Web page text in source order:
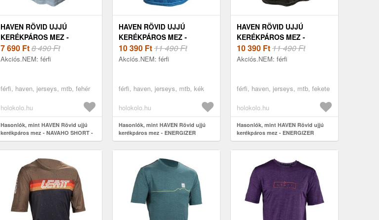
HAVEN RÖVID UJJÚ
KERÉKPÁROS MEZ -
NAVAHO SHORT -
FEHÉR/FEKETE
7 690 Ft8 490 Ft
Akciós.NEM: férfi
férfi, haven, jerseys, mtb, fehér
holokolo.hu
Hasonlók, mint HAVEN Rövid ujjú
kerékpáros mez - NAVAHO SHORT -
fehér/fekete
HAVEN RÖVID UJJÚ
KERÉKPÁROS MEZ -
ENERGIZER CRAZY SHORT
- KÉK
10 390 Ft11 490 Ft
Akciós.NEM: férfi
férfi, haven, jerseys, mtb, kék
holokolo.hu
Hasonlók, mint HAVEN Rövid ujjú
kerékpáros mez - ENERGIZER
CRAZY SHORT - kék
HAVEN RÖVID UJJÚ
KERÉKPÁROS MEZ -
ENERGIZER CRAZY SHORT
- FEKETE
10 390 Ft11 490 Ft
Akciós.NEM: férfi
férfi, haven, jerseys, mtb, fekete
holokolo.hu
Hasonlók, mint HAVEN Rövid ujjú
kerékpáros mez - ENERGIZER
CRAZY SHORT - fekete